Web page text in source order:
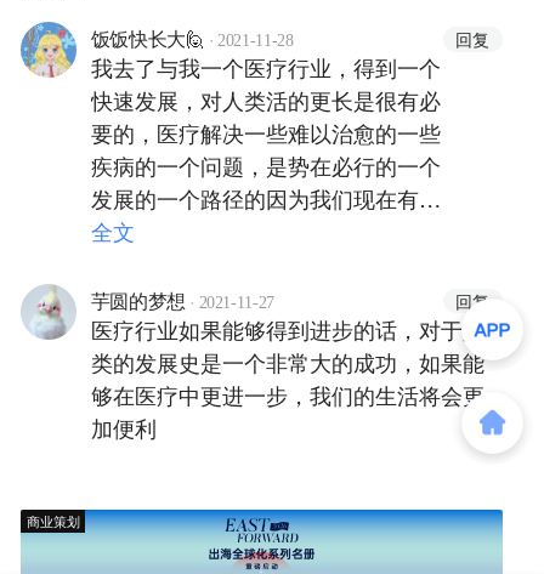
饭饭快长大🙋 · 2021-11-28 回复
我去了与我一个医疗行业，得到一个
快速发展，对人类活的更长是很有必
要的，医疗解决一些难以治愈的一些
疾病的一个问题，是势在必行的一个
发展的一个路径的因为我们现在有很
多病，都是没有办法治愈的，怎样说
我们的身体能够承受的最大极限，我
们也没有办法得知道的
全文
芋圆的梦想 · 2021-11-27 回复
医疗行业如果能够得到进步的话，对于人
类的发展史是一个非常大的成功，如果能
够在医疗中更进一步，我们的生活将会更
加便利
商业策划